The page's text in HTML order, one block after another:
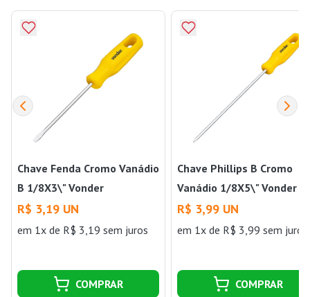
Chave Fenda Cromo Vanádio
B 1/8X3\" Vonder
R$ 3,19 UN
em 1x de R$ 3,19 sem juros
COMPRAR
Chave Phillips B Cromo
Vanádio 1/8X5\" Vonder
R$ 3,99 UN
em 1x de R$ 3,99 sem juros
COMPRAR